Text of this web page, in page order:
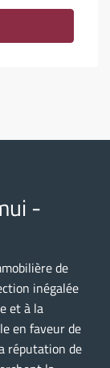
-
de
inégalée
et à la
en faveur de
réputation de